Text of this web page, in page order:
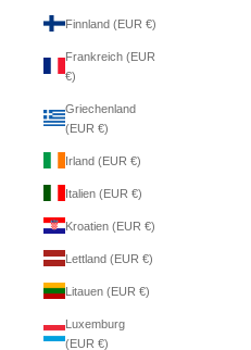
Finnland (EUR €)
Frankreich (EUR
€)
Griechenland
(EUR €)
Irland (EUR €)
Italien (EUR €)
Kroatien (EUR €)
Lettland (EUR €)
Litauen (EUR €)
Luxemburg
(EUR €)